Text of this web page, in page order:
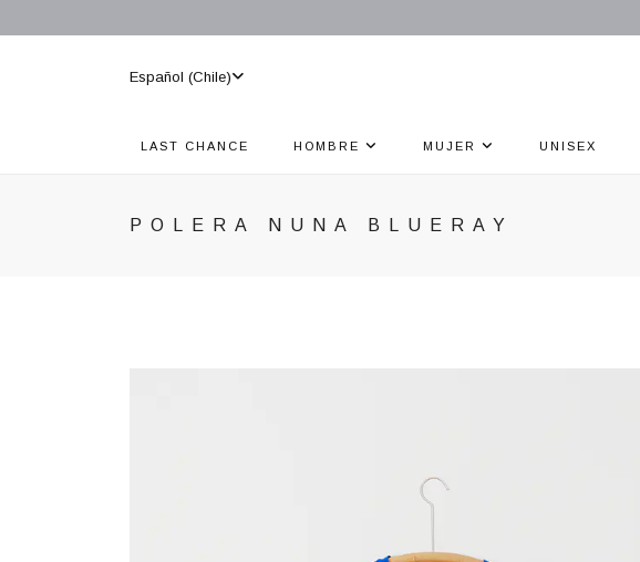
Español (Chile)
LAST CHANCE HOMBRE MUJER UNISEX
POLERA NUNA BLUERAY